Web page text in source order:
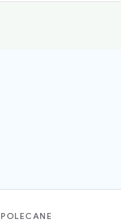
POLECANE